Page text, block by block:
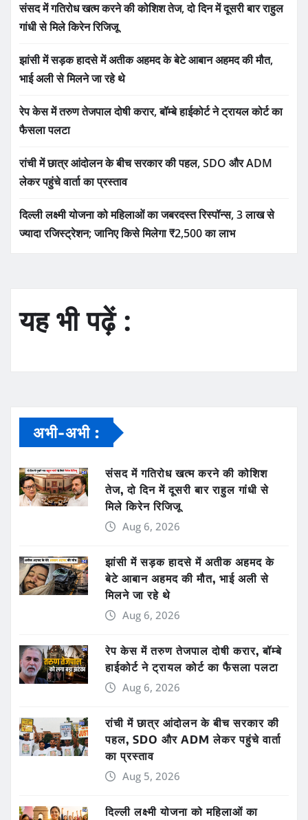
संसद में गतिरोध खत्म करने की कोशिश तेज, दो दिन में दूसरी बार राहुल
गांधी से मिले किरेन रिजिजू
झांसी में सड़क हादसे में अतीक अहमद के बेटे आबान अहमद की मौत,
भाई अली से मिलने जा रहे थे
रेप केस में तरुण तेजपाल दोषी करार, बॉम्बे हाईकोर्ट ने ट्रायल कोर्ट का
फैसला पलटा
रांची में छात्र आंदोलन के बीच सरकार की पहल, SDO और ADM
लेकर पहुंचे वार्ता का प्रस्ताव
दिल्ली लक्ष्मी योजना को महिलाओं का जबरदस्त रिस्पॉन्स, 3 लाख से
ज्यादा रजिस्ट्रेशन; जानिए किसे मिलेगा ₹2,500 का लाभ
यह भी पढ़ें :
अभी-अभी :
संसद में गतिरोध खत्म करने की कोशिश
तेज, दो दिन में दूसरी बार राहुल गांधी से
मिले किरेन रिजिजू
Aug 6, 2026
झांसी में सड़क हादसे में अतीक अहमद के
बेटे आबान अहमद की मौत, भाई अली से
मिलने जा रहे थे
Aug 6, 2026
रेप केस में तरुण तेजपाल दोषी करार, बॉम्बे
हाईकोर्ट ने ट्रायल कोर्ट का फैसला पलटा
Aug 6, 2026
रांची में छात्र आंदोलन के बीच सरकार की
पहल, SDO और ADM लेकर पहुंचे वार्ता
का प्रस्ताव
Aug 5, 2026
दिल्ली लक्ष्मी योजना को महिलाओं का